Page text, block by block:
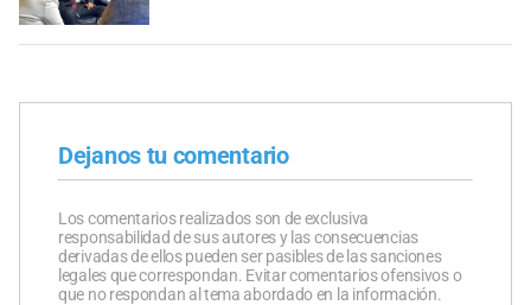
Dejanos tu comentario
Los comentarios realizados son de exclusiva
responsabilidad de sus autores y las consecuencias
derivadas de ellos pueden ser pasibles de las sanciones
legales que correspondan. Evitar comentarios ofensivos o
que no respondan al tema abordado en la información.